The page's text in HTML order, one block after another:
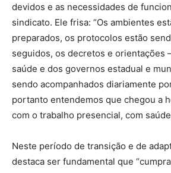
devidos e as necessidades de
sindicato. Ele frisa: “Os ambientes
preparados, os protocolos estão
seguidos, os decretos e orientações
saúde e dos governos estadual e
sendo acompanhados diariamente
portanto entendemos que chegou a
com o trabalho presencial, com
Neste período de transição e de
destaca ser fundamental que